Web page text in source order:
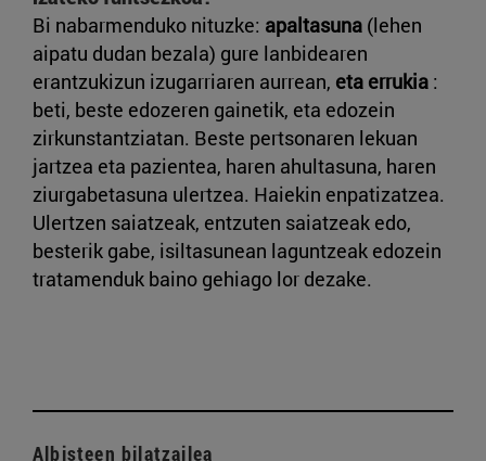
Bi nabarmenduko nituzke: apaltasuna (lehen
aipatu dudan bezala) gure lanbidearen
erantzukizun izugarriaren aurrean, eta errukia :
beti, beste edozeren gainetik, eta edozein
zirkunstantziatan. Beste pertsonaren lekuan
jartzea eta pazientea, haren ahultasuna, haren
ziurgabetasuna ulertzea. Haiekin enpatizatzea.
Ulertzen saiatzeak, entzuten saiatzeak edo,
besterik gabe, isiltasunean laguntzeak edozein
tratamenduk baino gehiago lor dezake.
Albisteen bilatzailea